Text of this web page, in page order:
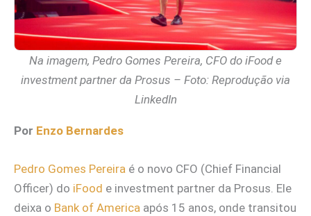
Na imagem, Pedro Gomes Pereira, CFO do iFood e
investment partner da Prosus – Foto: Reprodução via
LinkedIn
Por Enzo Bernardes
Pedro Gomes Pereira é o novo CFO (Chief Financial
Officer) do iFood e investment partner da Prosus. Ele
deixa o Bank of America após 15 anos, onde transitou